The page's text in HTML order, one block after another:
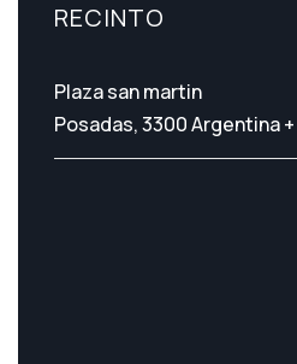
RECINTO
Plaza san martin
Posadas,3300Argentina